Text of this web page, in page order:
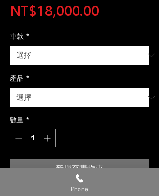
NT$18,000.00
車款 *
產品 *
數量 *
新增至購物車
Phone